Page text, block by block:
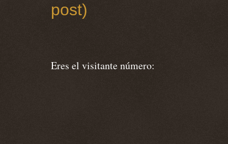
post)
Eres el visitante número: